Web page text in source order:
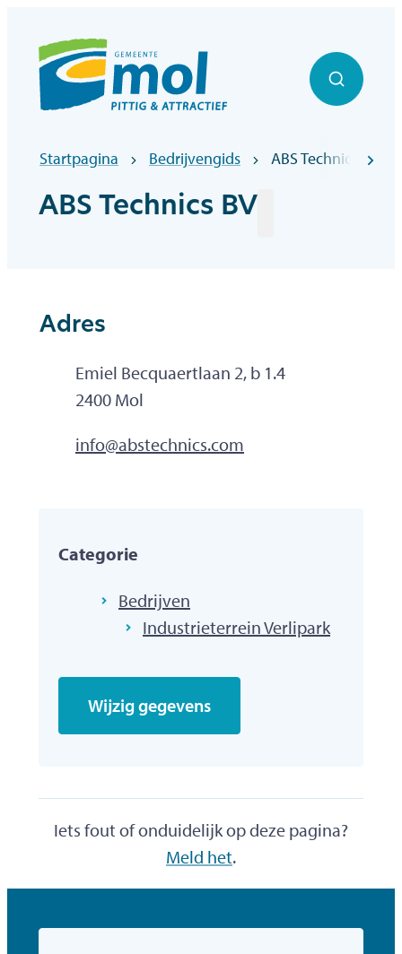
Officiële website gemeentebestuur Mol
Zoek
Startpagina Bedrijvengids ABS Technics BV
ABS Technics BV
Adres
AdresEmiel Becquaertlaan 2, b 1.4
,2400 Mol
E-mailadres
info@abstechnics.com
Categorie
Bedrijven
Industrieterrein Verlipark
Wijzig gegevens
Iets fout of onduidelijk op deze pagina?
Meld het.